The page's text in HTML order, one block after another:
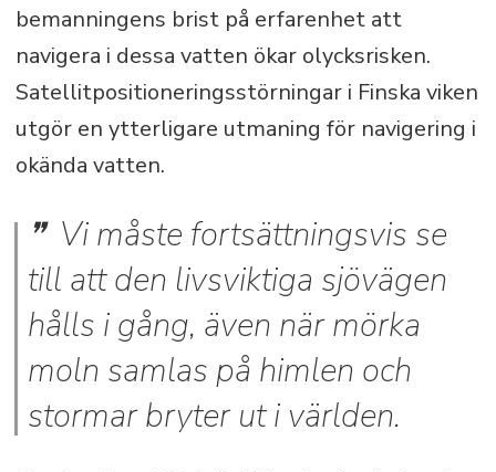
bemanningens brist på erfarenhet att
navigera i dessa vatten ökar olycksrisken.
Satellitpositioneringsstörningar i Finska viken
utgör en ytterligare utmaning för navigering i
okända vatten.
Vi måste fortsättningsvis se
till att den livsviktiga sjövägen
hålls i gång, även när mörka
moln samlas på himlen och
stormar bryter ut i världen.